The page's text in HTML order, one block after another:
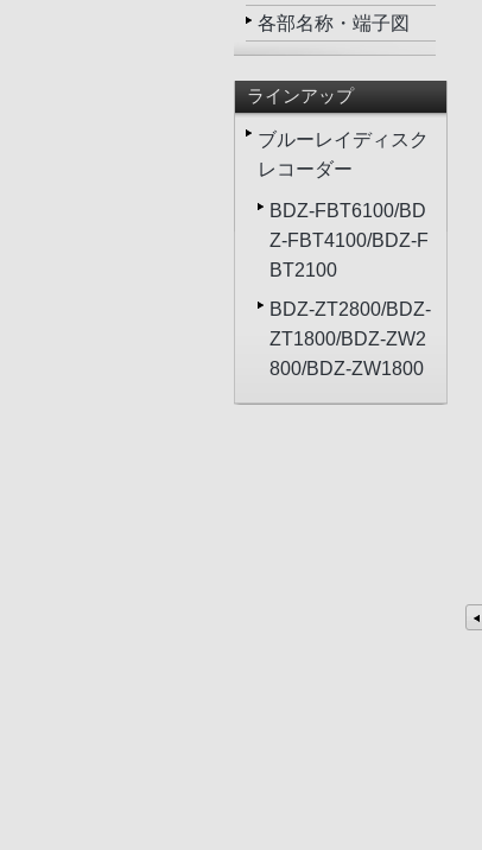
各部名称・端子図
ラインアップ
ブルーレイディスク
レコーダー
BDZ-FBT6100/BD
Z-FBT4100/BDZ-F
BT2100
BDZ-ZT2800/BDZ-
ZT1800/BDZ-ZW2
800/BDZ-ZW1800